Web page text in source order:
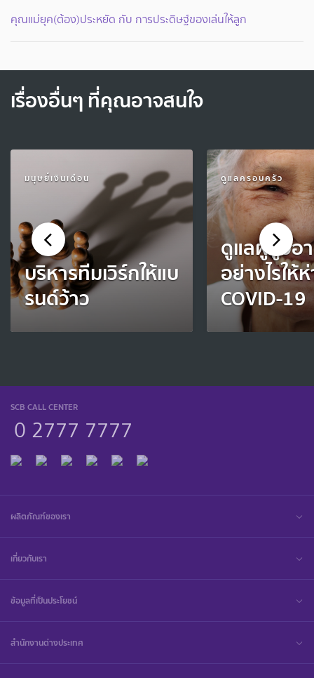
คุณแม่ยุค(ต้อง)ประหยัด กับ การประดิษฐ์ของเล่นให้ลูก
เรื่องอื่นๆ ที่คุณอาจสนใจ
มนุษย์เงินเดือน
บริหารทีมเวิร์กให้แบ
รนด์ว้าว
ดูแลครอบครัว
ดูแลผู้สูงอ
อย่างไรให้
COVID-19
SCB CALL CENTER
0 2777 7777
ผลิตภัณฑ์ของเรา
เกี่ยวกับเรา
ข้อมูลที่เป็นประโยชน์
สำนักงานต่างประเทศ